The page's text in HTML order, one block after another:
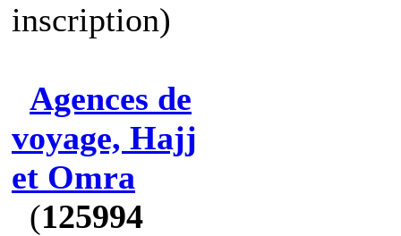
inscription)
Agences de
voyage, Hajj
et Omra
(125994